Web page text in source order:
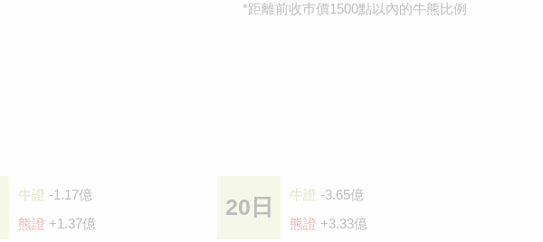
*距離前收巿價1500點以內的牛熊比例
牛證 -1.17億
熊證 +1.37億
20日 牛證 -3.65億
熊證 +3.33億